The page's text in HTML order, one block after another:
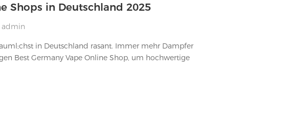
Shops in Deutschland 2025
admin
in Deutschland rasant. Immer mehr Dampfer
Best Germany Vape Online Shop, um hochwertige